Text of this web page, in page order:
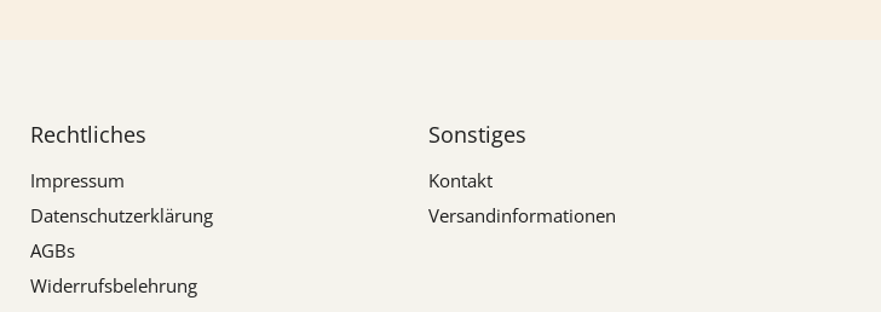
Rechtliches
Impressum
Datenschutzerklärung
AGBs
Widerrufsbelehrung
Sonstiges
Kontakt
Versandinformationen